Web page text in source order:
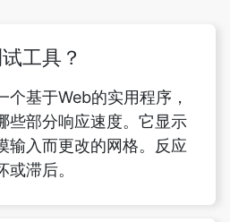
工具？
个基于Web的实用程序，
些部分响应速度。它显示
输入而更改的网格。反应
滞后。